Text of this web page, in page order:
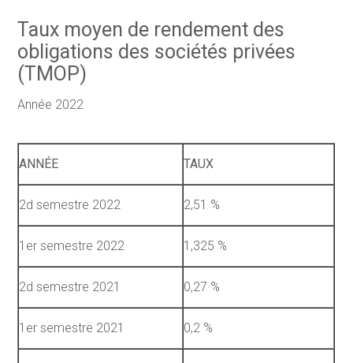
Taux moyen de rendement des
obligations des sociétés privées
(TMOP)
Année 2022
ANNÉE TAUX
2d semestre 2022 2,51 %
1er semestre 2022 1,325 %
2d semestre 2021 0,27 %
1er semestre 2021 0,2 %